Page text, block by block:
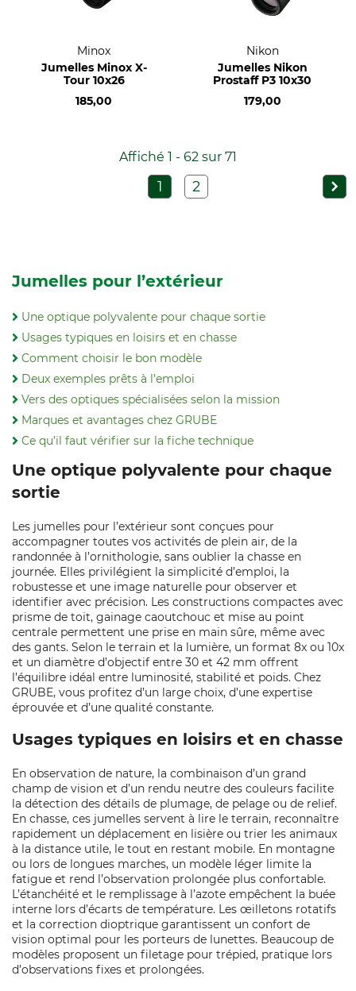
Minox
Jumelles Minox X-
Tour 10x26
185,00
Nikon
Jumelles Nikon
Prostaff P3 10x30
179,00
Affiché 1 - 62 sur 71
1 2
Jumelles pour l’extérieur
Une optique polyvalente pour chaque sortie
Usages typiques en loisirs et en chasse
Comment choisir le bon modèle
Deux exemples prêts à l’emploi
Vers des optiques spécialisées selon la mission
Marques et avantages chez GRUBE
Ce qu’il faut vérifier sur la fiche technique
Une optique polyvalente pour chaque
sortie
Les jumelles pour l’extérieur sont conçues pour
accompagner toutes vos activités de plein air, de la
randonnée à l’ornithologie, sans oublier la chasse en
journée. Elles privilégient la simplicité d’emploi, la
robustesse et une image naturelle pour observer et
identifier avec précision. Les constructions compactes avec
prisme de toit, gainage caoutchouc et mise au point
centrale permettent une prise en main sûre, même avec
des gants. Selon le terrain et la lumière, un format 8x ou 10x
et un diamètre d’objectif entre 30 et 42 mm offrent
l’équilibre idéal entre luminosité, stabilité et poids. Chez
GRUBE, vous profitez d’un large choix, d’une expertise
éprouvée et d’une qualité constante.
Usages typiques en loisirs et en chasse
En observation de nature, la combinaison d’un grand
champ de vision et d’un rendu neutre des couleurs facilite
la détection des détails de plumage, de pelage ou de relief.
En chasse, ces jumelles servent à lire le terrain, reconnaître
rapidement un déplacement en lisière ou trier les animaux
à la distance utile, le tout en restant mobile. En montagne
ou lors de longues marches, un modèle léger limite la
fatigue et rend l’observation prolongée plus confortable.
L’étanchéité et le remplissage à l’azote empêchent la buée
interne lors d’écarts de température. Les œilletons rotatifs
et la correction dioptrique garantissent un confort de
vision optimal pour les porteurs de lunettes. Beaucoup de
modèles proposent un filetage pour trépied, pratique lors
d’observations fixes et prolongées.